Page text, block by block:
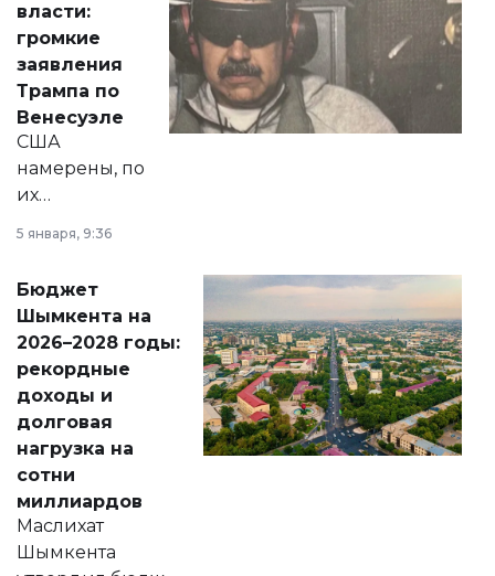
реформах до
вопросов армии,
экономики и
личного здоровья.
власти:
громкие
заявления
Трампа по
Венесуэле
США
намерены, по
их
принести
народу
Венесуэлы.
5 января, 9:36
Бюджет
Шымкента на
2026–2028 годы:
рекордные
доходы и
долговая
нагрузка на
сотни
миллиардов
Маслихат
Шымкента